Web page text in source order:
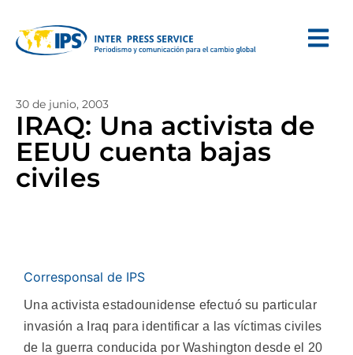
30 de junio, 2003
IRAQ: Una activista de
EEUU cuenta bajas
civiles
Corresponsal de IPS
Una activista estadounidense efectuó su particular
invasión a Iraq para identificar a las víctimas civiles
de la guerra conducida por Washington desde el 20